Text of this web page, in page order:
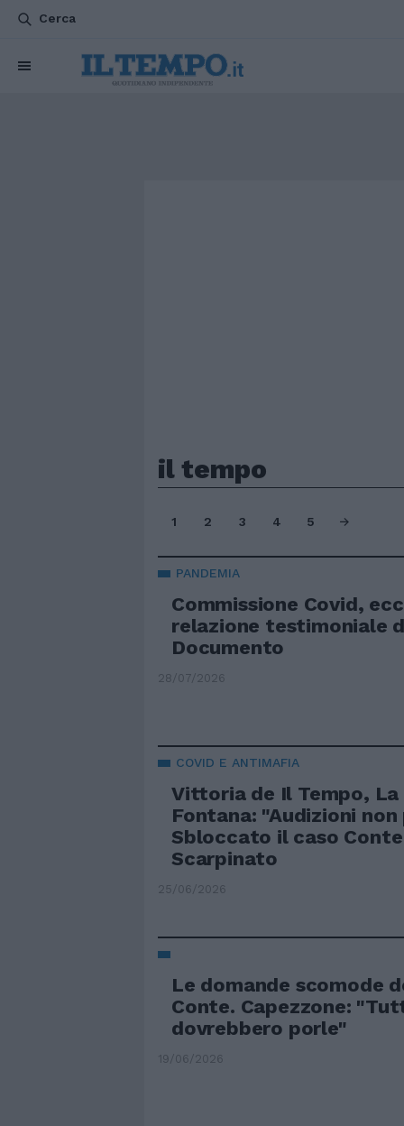
Cerca
il tempo
1 2 3 4 5
PANDEMIA
Commissione Covid,
relazione testimoniale
Documento
28/07/2026
COVID E ANTIMAFIA
Vittoria de Il Tempo, La
Fontana: "Audizioni non
Sbloccato il caso
Scarpinato
25/06/2026
Le domande scomode
Conte. Capezzone:
dovrebbero porle"
19/06/2026